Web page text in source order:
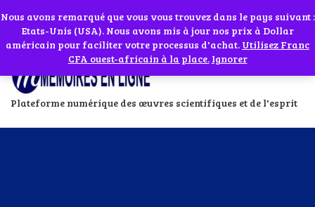
Abonnes toi à notre chaîne WhatsApp en cliquant sur l'icône en face
Plateforme numérique des œuvres scientifiques et de l'esprit
Si vous avez besoin d'assistance Contactez-nous par WhatsApp au
+229 01 95 33 60 26Ignorer
Nous avons remarqué que vous vous trouvez dans le pays suivant :
Etats-Unis (USA). Nous avons mis à jour nos prix à Dollar
américain pour faciliter votre processus d'achat. Utilisez Franc
CFA ouest-africain à la place. Ignorer